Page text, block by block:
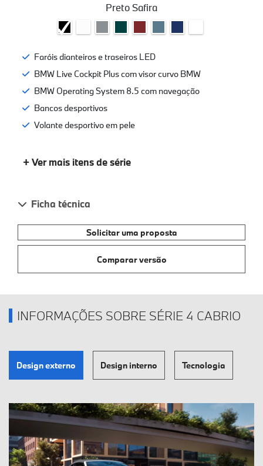
Preto Safira
Faróis dianteiros e traseiros LED
BMW Live Cockpit Plus com visor curvo BMW
BMW Operating System 8.5 com navegação
Bancos desportivos
Volante desportivo em pele
+ Ver mais itens de série
Ficha técnica
Solicitar uma proposta
Comparar versão
INFORMAÇÕES SOBRE SÉRIE 4 CABRIO
Design externo Design interno Tecnologia